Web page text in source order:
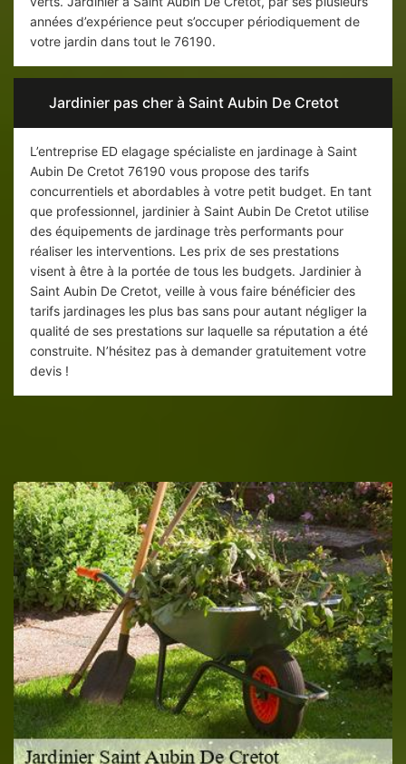
années d’expérience peut s’occuper périodiquement de
votre jardin dans tout le 76190.
Jardinier pas cher à Saint Aubin De Cretot
L’entreprise ED elagage spécialiste en jardinage à Saint
Aubin De Cretot 76190 vous propose des tarifs
concurrentiels et abordables à votre petit budget. En tant
que professionnel, jardinier à Saint Aubin De Cretot utilise
des équipements de jardinage très performants pour
réaliser les interventions. Les prix de ses prestations
visent à être à la portée de tous les budgets. Jardinier à
Saint Aubin De Cretot, veille à vous faire bénéficier des
tarifs jardinages les plus bas sans pour autant négliger la
qualité de ses prestations sur laquelle sa réputation a été
construite. N’hésitez pas à demander gratuitement votre
devis !